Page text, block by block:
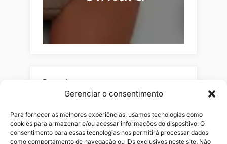
Gerenciar o consentimento
Para fornecer as melhores experiências, usamos tecnologias como
cookies para armazenar e/ou acessar informações do dispositivo. O
consentimento para essas tecnologias nos permitirá processar dados
como comportamento de navegação ou IDs exclusivos neste site. Não
Pesquisar